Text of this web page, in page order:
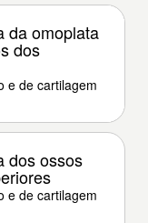
da omoplata
dos
e de cartilagem
dos ossos
e de cartilagem